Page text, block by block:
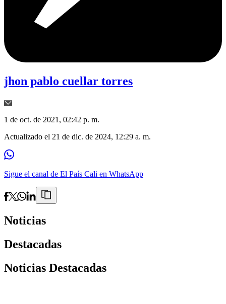
jhon pablo cuellar torres
1 de oct. de 2021, 02:42 p. m.
Actualizado el 21 de dic. de 2024, 12:29 a. m.
Sigue el canal de El País Cali en WhatsApp
Noticias
Destacadas
Noticias Destacadas